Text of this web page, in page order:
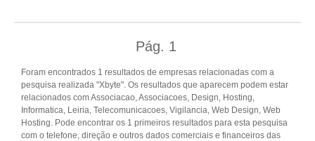
Pág. 1
Foram encontrados 1 resultados de empresas relacionadas com a
pesquisa realizada "Xbyte". Os resultados que aparecem podem estar
relacionados com Associacao, Associacoes, Design, Hosting,
Informatica, Leiria, Telecomunicacoes, Vigilancia, Web Design, Web
Hosting. Pode encontrar os 1 primeiros resultados para esta pesquisa
com o telefone, direção e outros dados comerciais e financeiros das